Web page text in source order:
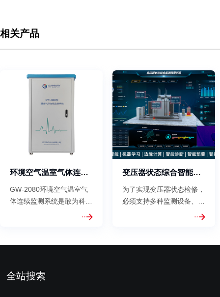
相关产品
环境空气温室气体连续监测系统
GW-2080环境空气温室气
体连续监测系统是敢为科技
基于国际领先的红外相关轮
监测微型站的设计要求定制
变压器状态综合智能监测预警系统
为了实现变压器状态检修，
必须支持多种监测设备、多
种数据类型、多种通信协议
全站搜索